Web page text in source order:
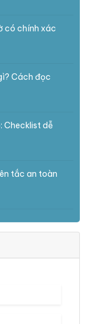
có chính xác
Cách đọc
Checklist dễ
tắc an toàn